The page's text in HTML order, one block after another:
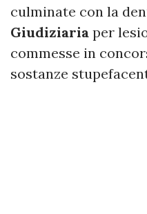
culminate con la
Giudiziaria per
commesse in
sostanze